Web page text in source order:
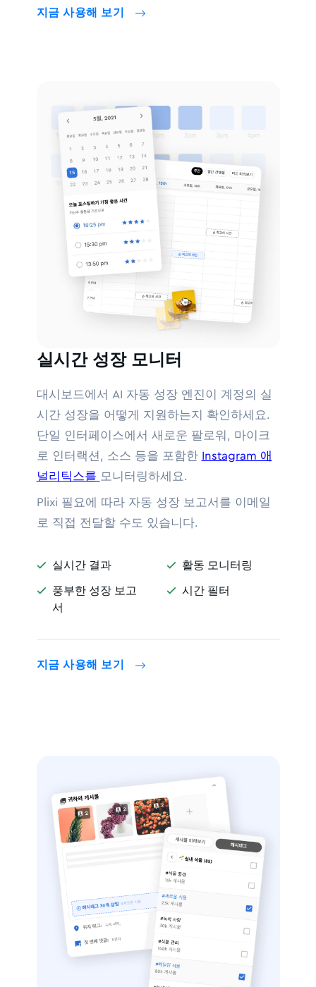
지금 사용해 보기
실시간 성장 모니터
대시보드에서 AI 자동 성장 엔진이 계정의 실
시간 성장을 어떻게 지원하는지 확인하세요.
단일 인터페이스에서 새로운 팔로워, 마이크
로 인터랙션, 소스 등을 포함한 Instagram 애
널리틱스를 모니터링하세요.
Plixi 필요에 따라 자동 성장 보고서를 이메일
로 직접 전달할 수도 있습니다.
 실시간 결과

풍부한 성장 보고
서
 활동 모니터링
 시간 필터
지금 사용해 보기